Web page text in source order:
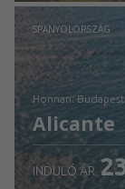
Ellenőrizze a
SPANYOLORSZÁG
honnan:
Alicante
INDULÓ ÁR